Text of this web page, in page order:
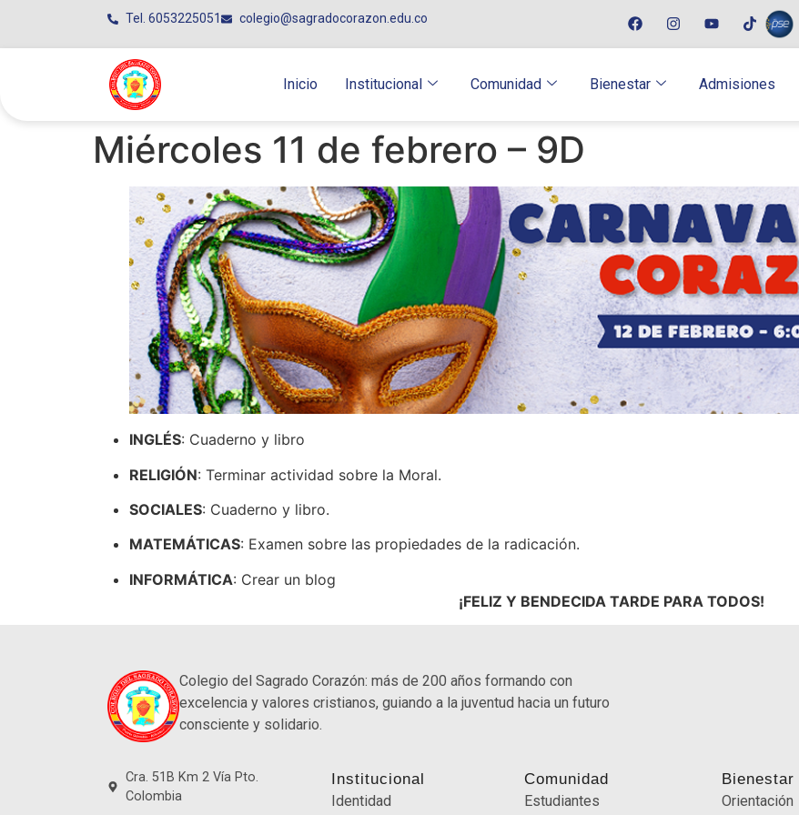
Tel. 6053225051 colegio@sagradocorazon.edu.co
Inicio Institucional Comunidad Bienestar Admisiones
Miércoles 11 de febrero – 9D
INGLÉS: Cuaderno y libro
RELIGIÓN: Terminar actividad sobre la Moral.
SOCIALES: Cuaderno y libro.
MATEMÁTICAS: Examen sobre las propiedades de la radicación.
INFORMÁTICA: Crear un blog
¡FELIZ Y BENDECIDA TARDE PARA TODOS!
Colegio del Sagrado Corazón: más de 200 años formando con
excelencia y valores cristianos, guiando a la juventud hacia un futuro
consciente y solidario.
Cra. 51B Km 2 Vía Pto.
Colombia
Institucional
Identidad
Comunidad
Estudiantes
Bienestar
Orientación